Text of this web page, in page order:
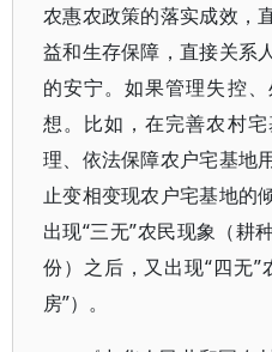
农惠农政策的落实成效，
益和生存保障，直接关系
的安宁。如果管理失控
想。比如，在完善农村
理、依法保障农户宅基地
止变相变现农户宅基地的
出现“三无”农民现象（耕
份）之后，又出现“四无
房”）。